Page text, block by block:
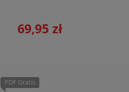
69,95 zł
PDF Gratis